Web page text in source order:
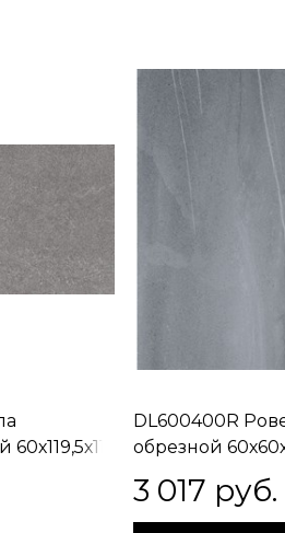
DL600400R
обрезной
3 017 руб.